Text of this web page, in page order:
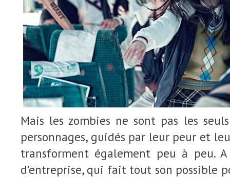
Mais les zombies ne sont pas les
personnages, guidés par leur peur et
transforment également peu à peu.
d’entreprise, qui fait tout son possible